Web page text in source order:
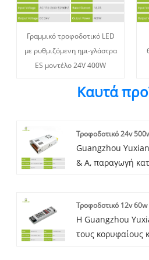
Γραμμικό τροφοδοτικό LED
με ρυθμιζόμενη ημι-γλάστρα
ES μοντέλο 24V 400W
Καυτά
Τροφοδοτικό 24v
Guangzhou
& Α, παραγωγή
τροφοδοσίας
ώριμη, πολύ
αξιόπιστη
Τροφοδοτικό 12v
Η Guangzhou
τους κορυφαίους